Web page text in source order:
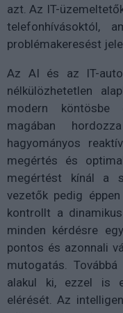
azt. Az IT-
telefonhívásoktól,
problémakeresést
Az AI és az IT-
nélkülözhetetlen
modern köntösbe
magában
hagyományos
megértés és
megértést kínál a
vezetők pedig
kontrollt a
minden kérdésre
pontos és azonnali
mutogatás.
alakul ki, ezzel is
elérését. Az